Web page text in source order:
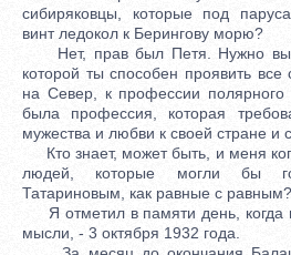
сибиряковцы, которые под
винт ледокол к Берингову морю?
Нет, прав был Петя. Нужно
которой ты способен проявить
на Север, к профессии полярного
была профессия, которая
мужества и любви к своей стране и
Кто знает, может быть, и меня
людей, которые могли бы
Татариновым, как равные с равным?
Я отметил в памяти день, когда
мысли, - 3 октября 1932 года.